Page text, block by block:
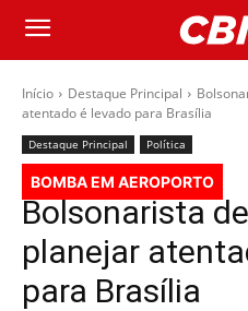
Início Destaque Principal
atentado é levado para Brasília
Destaque Principal Política
BOMBA EM AEROPORTO
Bolsonarista
planejar
para Brasília